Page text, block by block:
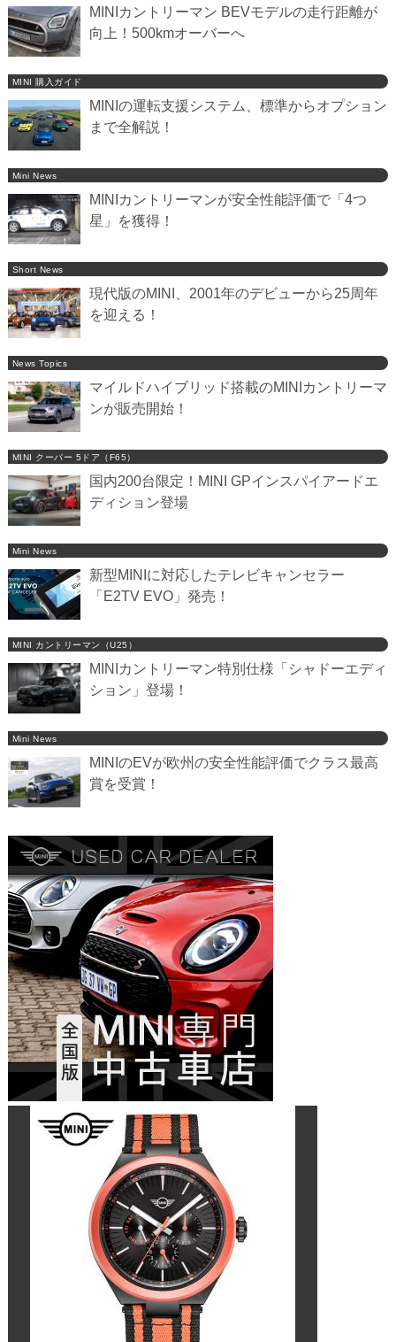
MINIカントリーマン BEVモデルの走行距離が
向上！500kmオーバーへ
MINI 購入ガイド
MINIの運転支援システム、標準からオプション
まで全解説！
Mini News
MINIカントリーマンが安全性能評価で「4つ
星」を獲得！
Short News
現代版のMINI、2001年のデビューから25周年
を迎える！
News Topics
マイルドハイブリッド搭載のMINIカントリーマ
ンが販売開始！
MINI クーパー 5ドア（F65）
国内200台限定！MINI GPインスパイアードエ
ディション登場
Mini News
新型MINIに対応したテレビキャンセラー
「E2TV EVO」発売！
MINI カントリーマン（U25）
MINIカントリーマン特別仕様「シャドーエディ
ション」登場！
Mini News
MINIのEVが欧州の安全性能評価でクラス最高
賞を受賞！